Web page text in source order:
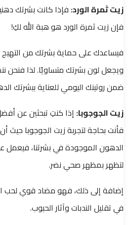
زيت ثمرة الورد: فإذا كانت بشرتك
فإن زيت ثمرة الورد هو هبة الله لكِ!
فيساعدك على حماية بشرتك من
ويجعل لون بشرتك متساويًا. لذا فنحن
ضمن روتينك اليومي للعناية ببشرتك
زيت الجوجوبا: إذا كنتِ تبحثين عن
فأنت بحاجة لتجربة زيت الجوجوبا حيث
الدهون الموجودة في بشرتنا، فيعمل
لتظهر بمظهر صحي نضر.
إضافة إلى ذلك، فهو مضاد قوي لحب
في تقليل الندبات وآثار الحبوب.